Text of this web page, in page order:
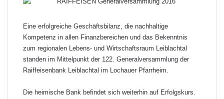
Eine erfolgreiche Geschäftsbilanz, die nachhaltige
Kompetenz in allen Finanzbereichen und das Bekenntnis
zum regionalen Lebens- und Wirtschaftsraum Leiblachtal
standen im Mittelpunkt der 122. Generalversammlung der
Raiffeisenbank Leiblachtal im Lochauer Pfarrheim.
Die heimische Bank befindet sich weiterhin auf Erfolgskurs.